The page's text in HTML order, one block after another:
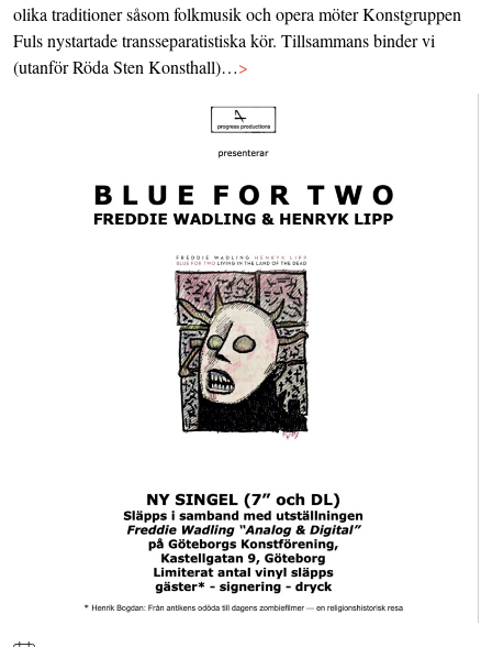
olika traditioner såsom folkmusik och opera möter Konstgruppen
Fuls nystartade transseparatistiska kör. Tillsammans binder vi
(utanför Röda Sten Konsthall)…>